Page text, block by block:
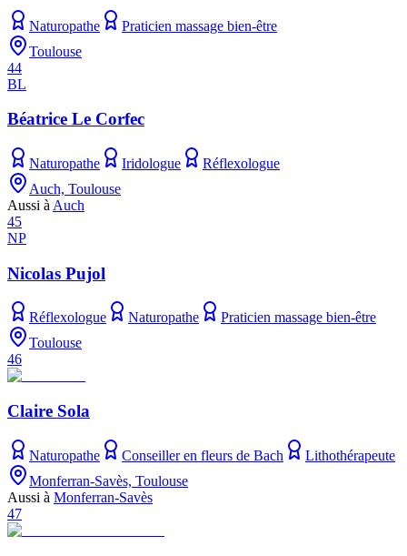
Naturopathe
Praticien massage bien-être
Toulouse
44
BL
Béatrice Le Corfec
Naturopathe Iridologue
Réflexologue
Auch, Toulouse
Aussi à Auch
45
NP
Nicolas Pujol
Réflexologue Naturopathe
Praticien massage bien-être
Toulouse
46
Claire Sola
Naturopathe Conseiller en fleurs de Bach
Lithothérapeute
Monferran-Savès, Toulouse
Aussi à Monferran-Savès
47